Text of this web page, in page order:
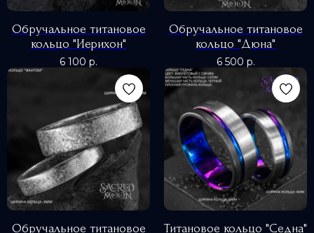
Обручальное титановое
кольцо "Иерихон"
6 100 р.
Обручальное титановое
кольцо "Дюна"
6 500 р.
Обручальное титановое
Титановое кольцо "Седна"